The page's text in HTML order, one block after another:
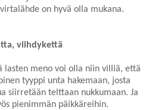
on hyvä olla mukana.
viihdykettä
lasten meno voi olla niin villiä, että
tyyppi unta hakemaan, josta
siirretään telttaan nukkumaan. Ja
pienimmän päikkäreihin.